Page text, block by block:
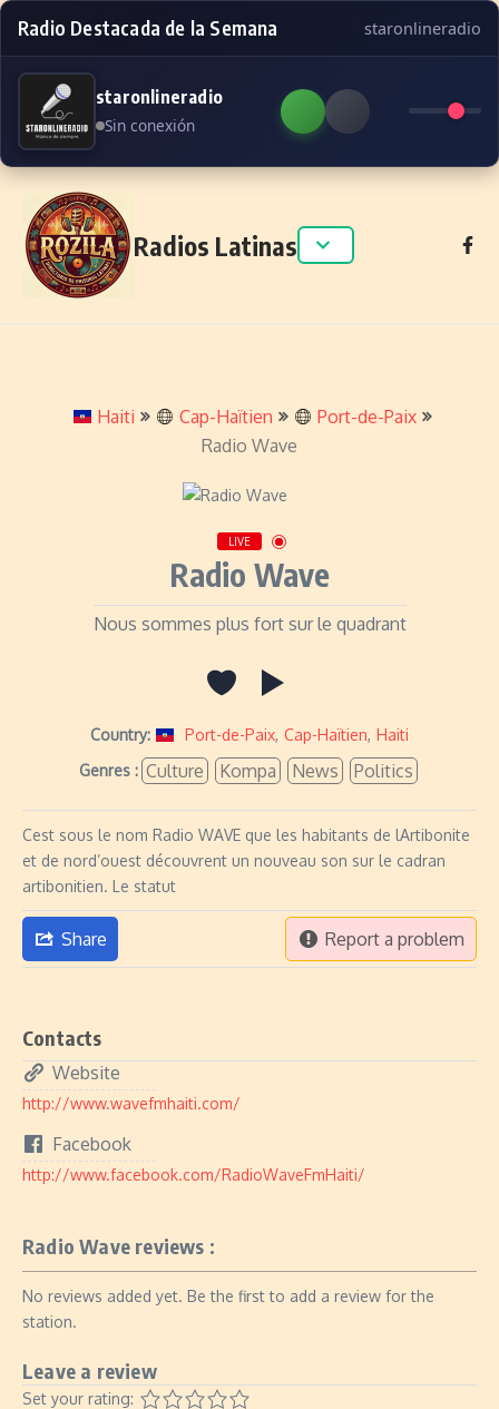
Radio Destacada de la Semana staronlineradio
staronlineradio
Sin conexión
Skip to content
Radios Latinas
Haiti Cap-Haïtien
Port-de-Paix
Radio Wave
LIVE
Radio Wave
Nous sommes plus fort sur le quadrant
Country: Port-de-Paix, Cap-Haïtien, Haiti
Genres : Culture Kompa News Politics
Cest sous le nom Radio WAVE que les habitants de lArtibonite
et de nord’ouest découvrent un nouveau son sur le cadran
artibonitien. Le statut
Share Report a problem
Contacts
Website
http://www.wavefmhaiti.com/
Facebook
http://www.facebook.com/RadioWaveFmHaiti/
Radio Wave reviews :
No reviews added yet. Be the first to add a review for the
station.
Leave a review
Set your rating: